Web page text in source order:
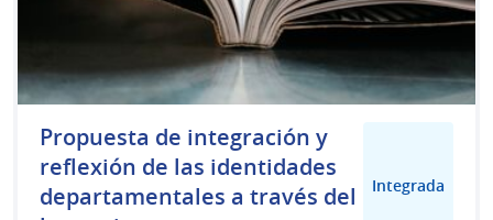
Propuesta de integración y
reflexión de las identidades
departamentales a través del
Integrada